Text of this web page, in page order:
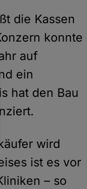
die Kassen
konnte
auf
ein
hat den Bau
wird
ist es vor
– so